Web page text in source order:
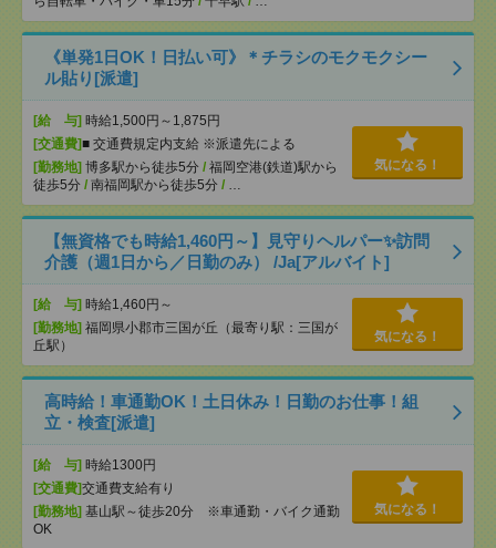
《単発1日OK！日払い可》＊チラシのモクモクシー
ル貼り[派遣]
[給 与] 時給1,500円～1,875円
[交通費]■ 交通費規定内支給 ※派遣先による
[勤務地] 博多駅から徒歩5分 / 福岡空港(鉄道)駅から
徒歩5分 / 南福岡駅から徒歩5分 / …
気になる！
【無資格でも時給1,460円～】見守りヘルパー✨訪問
介護（週1日から／日勤のみ） /Ja[アルバイト]
[給 与] 時給1,460円～
[勤務地] 福岡県小郡市三国が丘（最寄り駅：三国が
丘駅）
気になる！
高時給！車通勤OK！土日休み！日勤のお仕事！組
立・検査[派遣]
[給 与] 時給1300円
[交通費]交通費支給有り
[勤務地] 基山駅～徒歩20分 ※車通勤・バイク通勤
OK
気になる！